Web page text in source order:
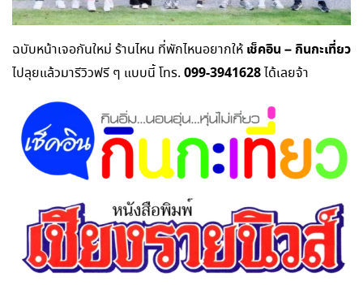
ฉบับหน้าเจอกันใหม่ ร้านไหน ที่พักไหนอยากให้ เช็คอิน – กินกะเที่ยว
ไปลุยแล้วมารีวิวฟรี ๆ แบบนี้ โทร. 099-3941628ได้เลยจ้า